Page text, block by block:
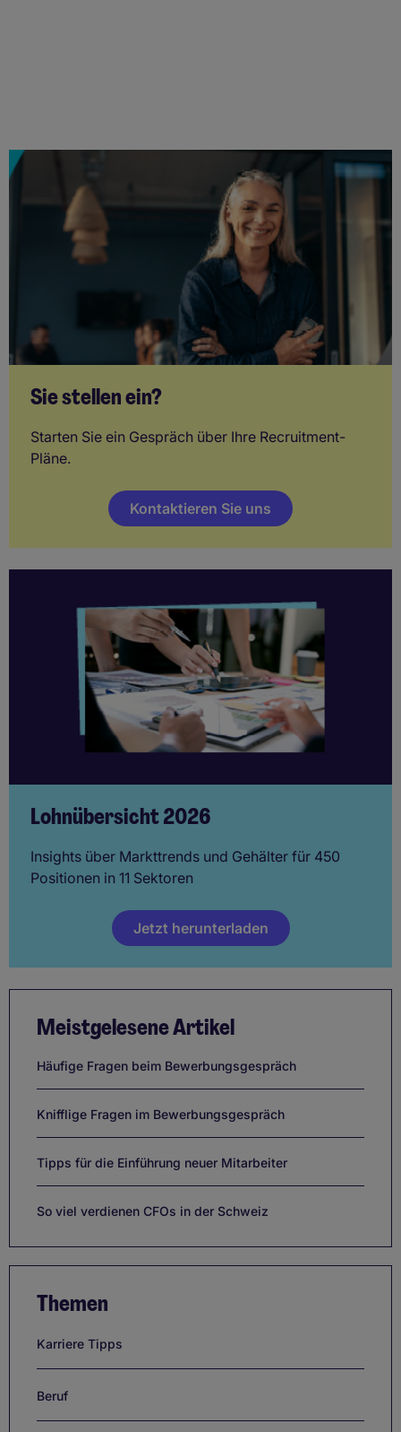
Sie stellen ein?
Starten Sie ein Gespräch über Ihre Recruitment-
Pläne.
Kontaktieren Sie uns
Lohnübersicht 2026
Insights über Markttrends und Gehälter für 450
Positionen in 11 Sektoren
Jetzt herunterladen
Meistgelesene Artikel
Häufige Fragen beim Bewerbungsgespräch
Knifflige Fragen im Bewerbungsgespräch
Tipps für die Einführung neuer Mitarbeiter
So viel verdienen CFOs in der Schweiz
Themen
Karriere Tipps
Beruf